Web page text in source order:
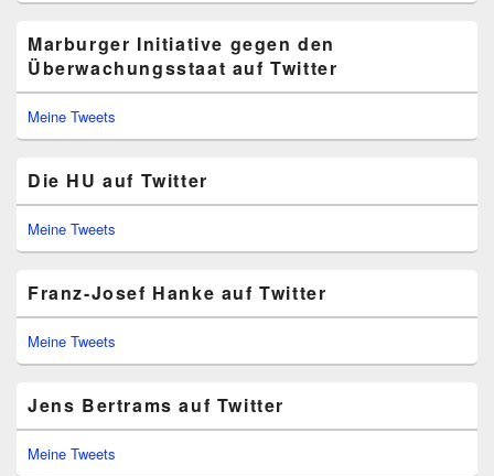
Marburger Initiative gegen den
Überwachungsstaat auf Twitter
Meine Tweets
Die HU auf Twitter
Meine Tweets
Franz-Josef Hanke auf Twitter
Meine Tweets
Jens Bertrams auf Twitter
Meine Tweets